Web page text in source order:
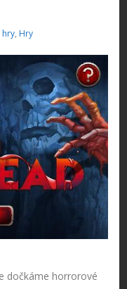
hry, Hry
dočkáme horrorové